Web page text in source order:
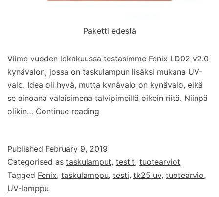
Paketti edestä
Viime vuoden lokakuussa testasimme Fenix LD02 v2.0
kynävalon, jossa on taskulampun lisäksi mukana UV-
valo. Idea oli hyvä, mutta kynävalo on kynävalo, eikä
se ainoana valaisimena talvipimeillä oikein riitä. Niinpä
olikin… Continue reading
UV
-
taskulamppu
Published February 9, 2019
Categorised as taskulamput, testit, tuotearviot
Tagged Fenix, taskulamppu, testi, tk25 uv, tuotearvio,
UV-lamppu